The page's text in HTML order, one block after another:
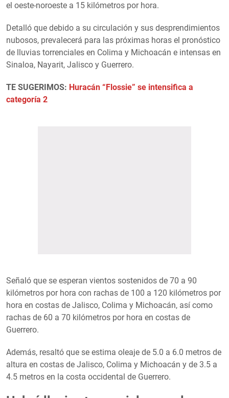
el oeste-noroeste a 15 kilómetros por hora.
Detalló que debido a su circulación y sus desprendimientos
nubosos, prevalecerá para las próximas horas el pronóstico
de lluvias torrenciales en Colima y Michoacán e intensas en
Sinaloa, Nayarit, Jalisco y Guerrero.
TE SUGERIMOS: Huracán “Flossie” se intensifica a
categoría 2
Señaló que se esperan vientos sostenidos de 70 a 90
kilómetros por hora con rachas de 100 a 120 kilómetros por
hora en costas de Jalisco, Colima y Michoacán, así como
rachas de 60 a 70 kilómetros por hora en costas de
Guerrero.
Además, resaltó que se estima oleaje de 5.0 a 6.0 metros de
altura en costas de Jalisco, Colima y Michoacán y de 3.5 a
4.5 metros en la costa occidental de Guerrero.